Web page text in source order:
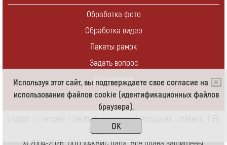
Используя этот сайт, вы подтверждаете свое согласие на
использование файлов cookie (идентификационных файлов
браузера).
OK
Обработка фото
Обработка видео
Пакеты рамок
Задать вопрос
Обновление
Контакты
Deutsch|Español|Português
本語|Pусский